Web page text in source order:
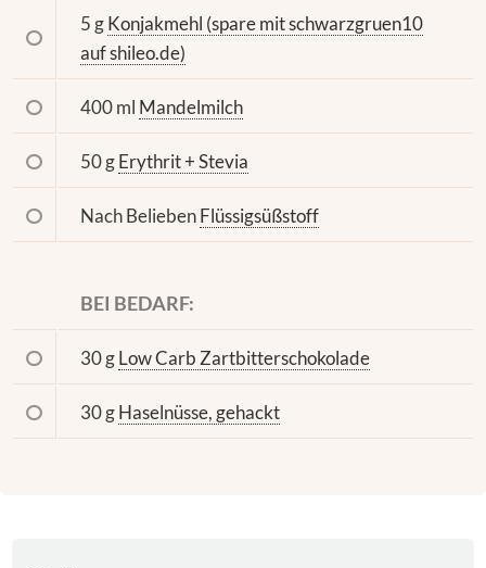
5 gKonjakmehl (spare mit schwarzgruen10
auf shileo.de)
400 ml Mandelmilch
50 gErythrit + Stevia
Nach BeliebenFlüssigsüßstoff
BEI BEDARF:
30 gLow Carb Zartbitterschokolade
30 gHaselnüsse, gehackt